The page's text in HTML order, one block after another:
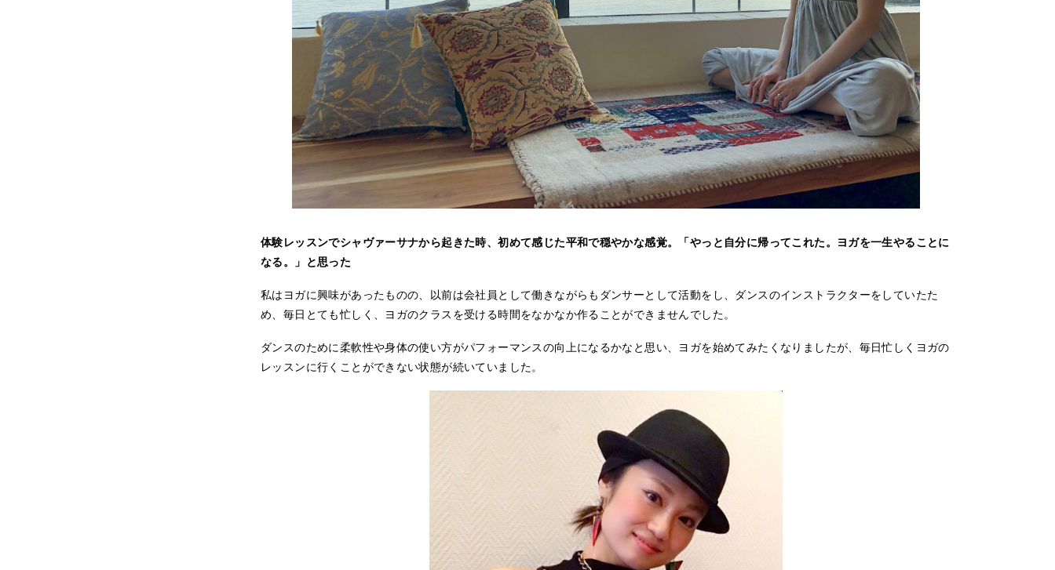
体験レッスンでシャヴァーサナから起きた時、初めて感じた平和で穏やかな感覚。「やっと自分に帰ってこれた。ヨガを一生やることに
なる。」と思った
私はヨガに興味があったものの、以前は会社員として働きながらもダンサーとして活動をし、ダンスのインストラクターをしていたた
め、毎日とても忙しく、ヨガのクラスを受ける時間をなかなか作ることができませんでした。
ダンスのために柔軟性や身体の使い方がパフォーマンスの向上になるかなと思い、ヨガを始めてみたくなりましたが、毎日忙しくヨガの
レッスンに行くことができない状態が続いていました。